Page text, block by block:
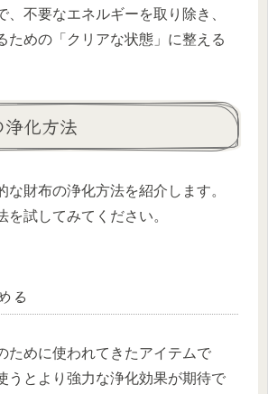
、不要なエネルギーを取り除き、
ための「クリアな状態」に整える
化方法
な財布の浄化方法を紹介します。
を試してみてください。
る
ために使われてきたアイテムで
うとより強力な浄化効果が期待で